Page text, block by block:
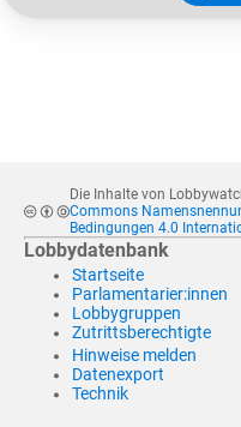
Die Inhalte von
Commons
Bedingungen 4.0
Lobbydatenbank
Startseite
Parlamentarier:innen
Lobbygruppen
Zutrittsberechtigte
Hinweise melden
Datenexport
Technik